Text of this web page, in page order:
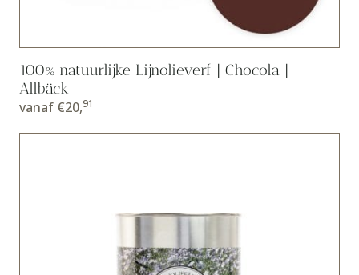
100% natuurlijke Lijnolieverf | Chocola |
Allbäck
vanaf €20,91